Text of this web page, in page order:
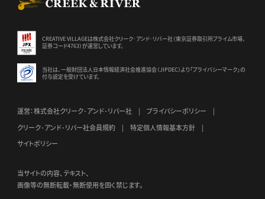
CREATIVE VILLAGEは株式会社クリーク･アンド･リバー社（東京証券取引所プライム市場、
証券コード4763）が運営しています。
当社は、一般財団法人日本情報経済社会推進協会（JIPDEC）より 「プライバシーマーク」の
付与認定を受けています。
運営：株式会社クリーク･アンド･リバー社
プライバシーポリシー
クリーク･アンド･リバー社会員規約
特定個人情報基本方針
サイトポリシー
当サイトの内容、テキスト、
画像等の無断転載・無断使用を固く禁じます。